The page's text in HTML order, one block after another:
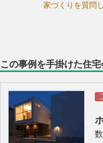
家づくりを質問
この事例を手掛けた住